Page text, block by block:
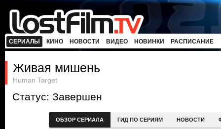
СЕРИАЛЫ КИНО НОВОСТИ ВИДЕО НОВИНКИ РАСПИСАНИЕ
Живая мишень
Human Target
Статус: Завершен
ОБЗОР СЕРИАЛА ГИД ПО СЕРИЯМ НОВОСТИ